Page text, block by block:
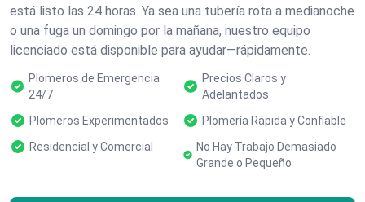
está listo las 24 horas. Ya sea una tubería rota a medianoche
o una fuga un domingo por la mañana, nuestro equipo
licenciado está disponible para ayudar—rápidamente.
Plomeros de Emergencia
24/7
Precios Claros y
Adelantados
Plomeros Experimentados
Plomería Rápida y Confiable
Residencial y Comercial
No Hay Trabajo Demasiado
Grande o Pequeño